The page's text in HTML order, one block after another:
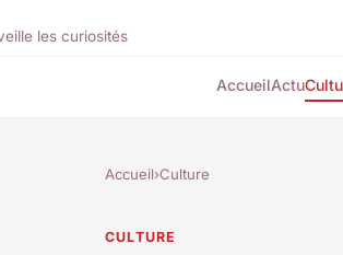
les curiosités
AccueilActu
Accueil›Culture
CULTURE